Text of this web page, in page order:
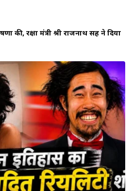
की, रक्षा मंत्री श्री राजनाथ सिंह ने दिया